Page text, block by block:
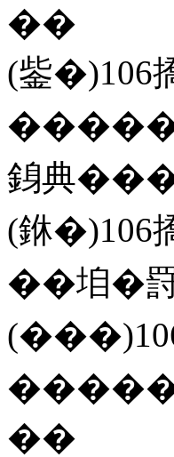
��
(鈭
�����
銵典
(銝
��垍�
�����
��